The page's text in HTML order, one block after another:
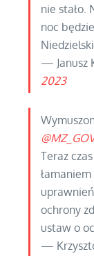
nie stało.
noc
— Janusz
2023
Teraz
ochrony
ustaw o
—